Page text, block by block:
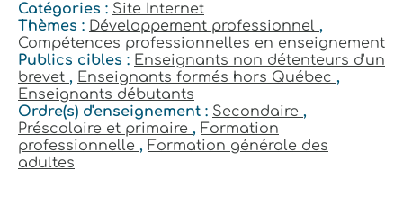
Catégories : Site Internet
Thèmes : Développement professionnel ,
Compétences professionnelles en enseignement
Publics cibles : Enseignants non détenteurs d'un
brevet , Enseignants formés hors Québec ,
Enseignants débutants
Ordre(s) d'enseignement : Secondaire ,
Préscolaire et primaire , Formation
professionnelle , Formation générale des
adultes